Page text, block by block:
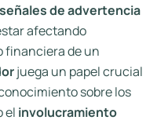
señales de advertencia
afectando
financiera de un
juega un papel crucial
sobre los
el involucramiento